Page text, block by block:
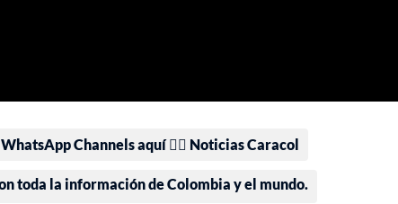
Channels aquí 👉🏻 Noticias Caracol
toda la información de Colombia y el mundo.